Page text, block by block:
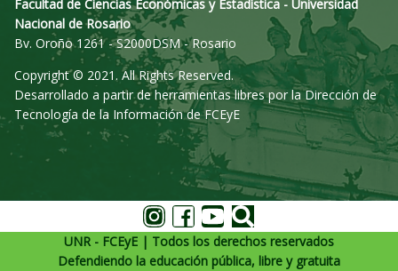
Facultad de Ciencias Económicas y Estadística - Universidad
Nacional de Rosario
Bv. Oroño 1261 - S2000DSM - Rosario
Copyright © 2021. All Rights Reserved.
Desarrollado a partir de herramientas libres por la Dirección de
Tecnología de la Información de FCEyE
UNR - FCEyE | Todos los derechos reservados
Defendiendo la educación pública, libre y gratuita